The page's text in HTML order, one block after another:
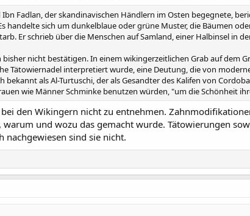
Fadlan, der skandinavischen Händlern im Osten begegnete,
handelte sich um dunkelblaue oder grüne Muster, die Bäumen
Er schrieb über die Menschen auf Samland, einer Halbinsel in
nicht bestätigen. In einem wikingerzeitlichen Grab auf dem
Tätowiernadel interpretiert wurde, eine Deutung, die von
als Al-Turtuschi, der als Gesandter des Kalifen von
wie Männer Schminke benutzen würden, "um die Schönheit
den Wikingern nicht zu entnehmen.
und wozu das gemacht wurde. Tätowierungen
nachgewiesen sind sie nicht.